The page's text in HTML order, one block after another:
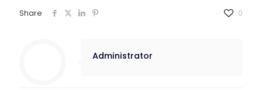
Share 0
Administrator